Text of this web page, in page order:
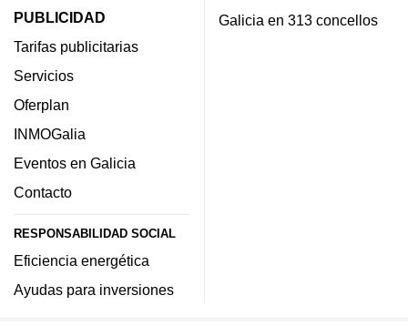
PUBLICIDAD
Tarifas publicitarias
Servicios
Oferplan
INMOGalia
Eventos en Galicia
Contacto
RESPONSABILIDAD SOCIAL
Eficiencia energética
Ayudas para inversiones
Galicia en 313 concellos